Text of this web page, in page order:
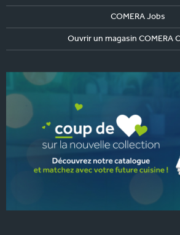
COMERA Jobs
Ouvrir un magasin COMERA